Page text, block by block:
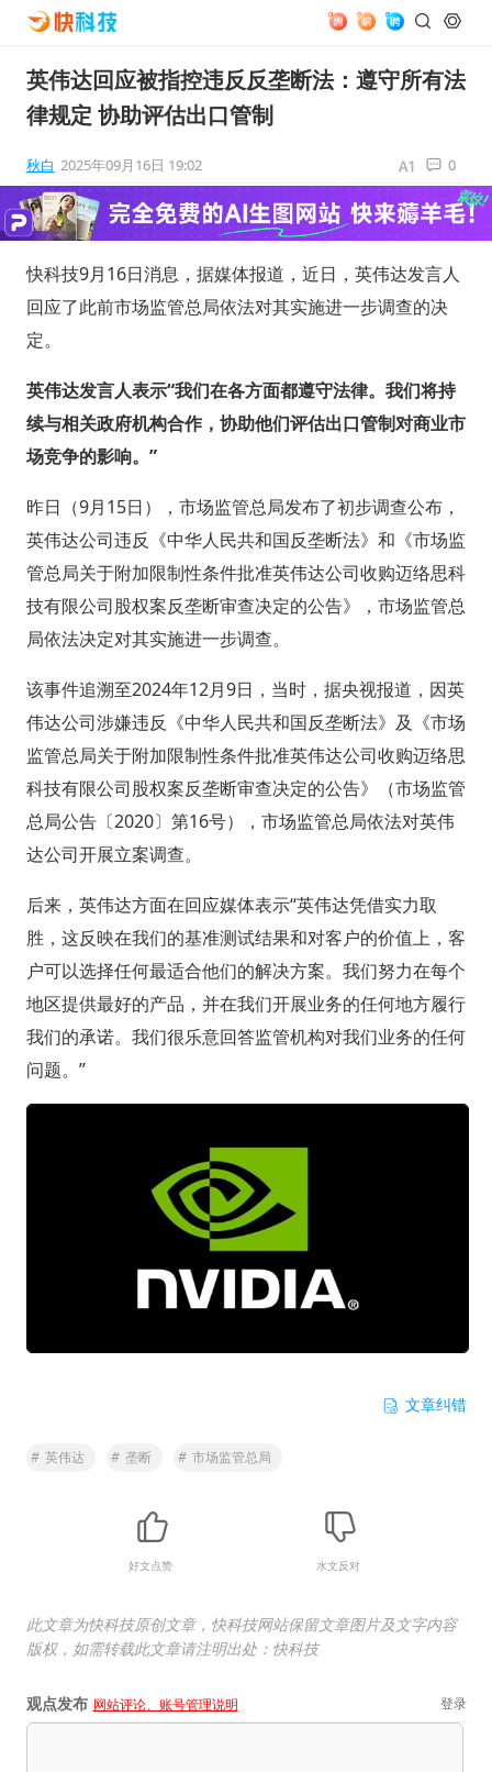
英伟达回应被指控违反反垄断法：遵守所有法
律规定 协助评估出口管制
秋白 2025年09月16日 19:02 0
快科技9月16日消息，据媒体报道，近日，英伟达发言人
回应了此前市场监管总局依法对其实施进一步调查的决
定。
英伟达发言人表示“我们在各方面都遵守法律。我们将持
续与相关政府机构合作，协助他们评估出口管制对商业市
场竞争的影响。”
昨日（9月15日），市场监管总局发布了初步调查公布，
英伟达公司违反《中华人民共和国反垄断法》和《市场监
管总局关于附加限制性条件批准英伟达公司收购迈络思科
技有限公司股权案反垄断审查决定的公告》，市场监管总
局依法决定对其实施进一步调查。
该事件追溯至2024年12月9日，当时，据央视报道，因英
伟达公司涉嫌违反《中华人民共和国反垄断法》及《市场
监管总局关于附加限制性条件批准英伟达公司收购迈络思
科技有限公司股权案反垄断审查决定的公告》（市场监管
总局公告〔2020〕第16号），市场监管总局依法对英伟
达公司开展立案调查。
后来，英伟达方面在回应媒体表示“英伟达凭借实力取
胜，这反映在我们的基准测试结果和对客户的价值上，客
户可以选择任何最适合他们的解决方案。我们努力在每个
地区提供最好的产品，并在我们开展业务的任何地方履行
我们的承诺。我们很乐意回答监管机构对我们业务的任何
问题。”
文章纠错
# 英伟达 # 垄断 # 市场监管总局
好文点赞 水文反对
此文章为快科技原创文章，快科技网站保留文章图片及文字内容
版权，如需转载此文章请注明出处：快科技
观点发布 网站评论、账号管理说明 登录